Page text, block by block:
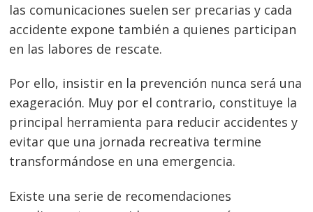
las comunicaciones suelen ser precarias y cada
accidente expone también a quienes participan
en las labores de rescate.
Por ello, insistir en la prevención nunca será una
exageración. Muy por el contrario, constituye la
principal herramienta para reducir accidentes y
evitar que una jornada recreativa termine
transformándose en una emergencia.
Existe una serie de recomendaciones